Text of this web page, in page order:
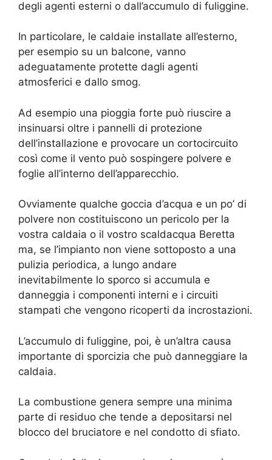
degli agenti esterni o dall’accumulo di fuliggine.
In particolare, le caldaie installate all’esterno,
per esempio su un balcone, vanno
adeguatamente protette dagli agenti
atmosferici e dallo smog.
Ad esempio una pioggia forte può riuscire a
insinuarsi oltre i pannelli di protezione
dell’installazione e provocare un cortocircuito
così come il vento può sospingere polvere e
foglie all’interno dell’apparecchio.
Ovviamente qualche goccia d’acqua e un po’ di
polvere non costituiscono un pericolo per la
vostra caldaia o il vostro scaldacqua Beretta
ma, se l’impianto non viene sottoposto a una
pulizia periodica, a lungo andare
inevitabilmente lo sporco si accumula e
danneggia i componenti interni e i circuiti
stampati che vengono ricoperti da incrostazioni.
L’accumulo di fuliggine, poi, è un’altra causa
importante di sporcizia che può danneggiare la
caldaia.
La combustione genera sempre una minima
parte di residuo che tende a depositarsi nel
blocco del bruciatore e nel condotto di sfiato.